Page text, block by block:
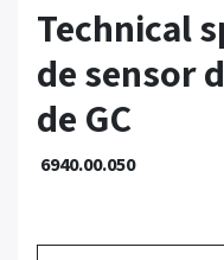
Technical
de sensor
de GC
6940.00.050